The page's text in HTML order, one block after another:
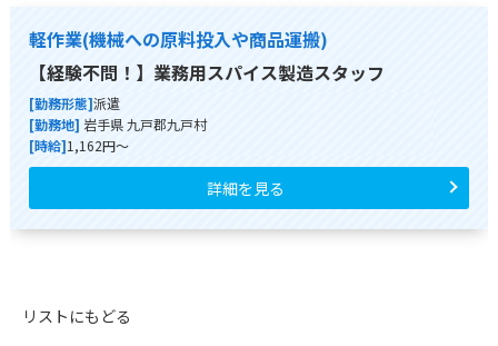
軽作業(機械への原料投入や商品運搬)
【経験不問！】業務用スパイス製造スタッフ
[勤務形態]派遣
[勤務地] 岩手県 九戸郡九戸村
[時給]1,162円～
詳細を見る
リストにもどる